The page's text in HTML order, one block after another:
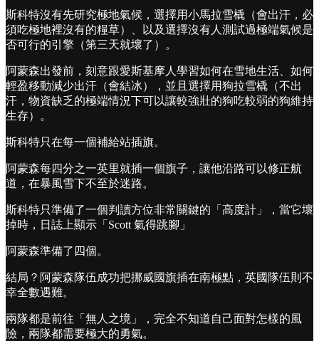
斯科特沒有先研究極地氣候，選擇用小馬拉雪橇（會出汗，必
須吃極地裡沒有的糧草）、以及選擇沒有人測試過極端氣候是
否可行的引擎（第三天就壞了）。
阿蒙森出發前，刻意跟愛斯基摩人學習如何在雪地生活、如何
輕盈移動減少出汗（會結冰），並且選擇用狗拉雪橇（不出
汗，物資缺乏的極端情況下可以讓較強壯的狗吃較弱的狗維持
生存）。
斯科特只在每一個補給站插旗。
阿蒙森每四分之一英里就插一個旗子，讓他沿路可以修正航
道，在暴風雪下不至於迷路。
斯科特只準備了一個判讀方位非常關鍵的「高度計」，當它壞
掉時，日誌上顯示「Scott 氣得跳腳」
阿蒙森準備了四個。
結局？阿蒙森隊伍成功把挪威國旗插在南極點，英國隊伍則不
幸全數遇難。
兩隊都是前往「無人之境」，完全不知道自己面對怎樣的風
險，兩隊都需要極大的勇氣。